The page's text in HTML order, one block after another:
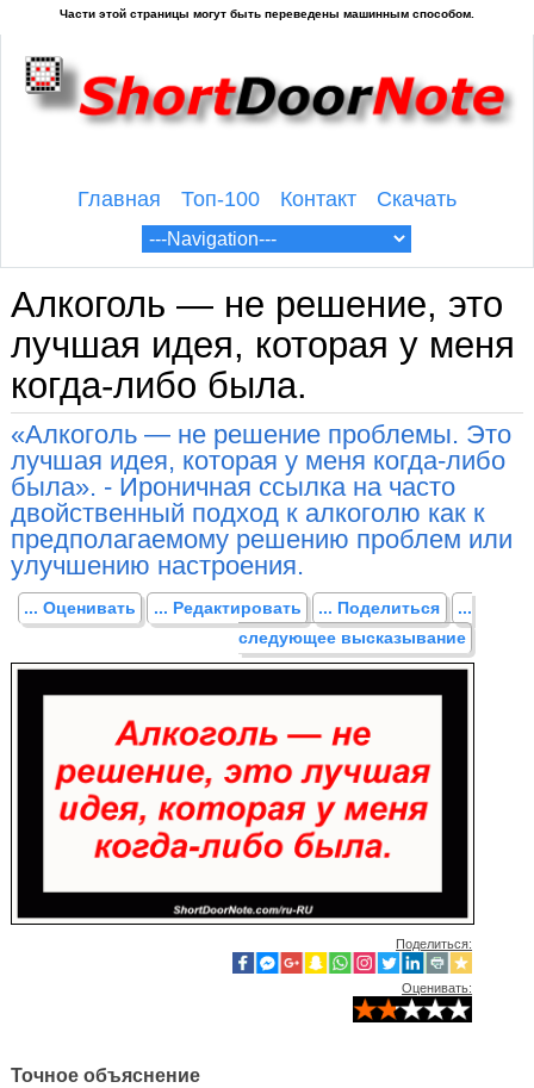
Главная Топ-100 Контакт Скачать
Алкоголь — не решение, это
лучшая идея, которая у меня
когда-либо была.
«Алкоголь — не решение проблемы. Это
лучшая идея, которая у меня когда-либо
была». - Ироничная ссылка на часто
двойственный подход к алкоголю как к
предполагаемому решению проблем или
улучшению настроения.
... Оценивать ... Редактировать ... Поделиться
...
следующее высказывание
Поделиться:
Оценивать:
Точное объяснение